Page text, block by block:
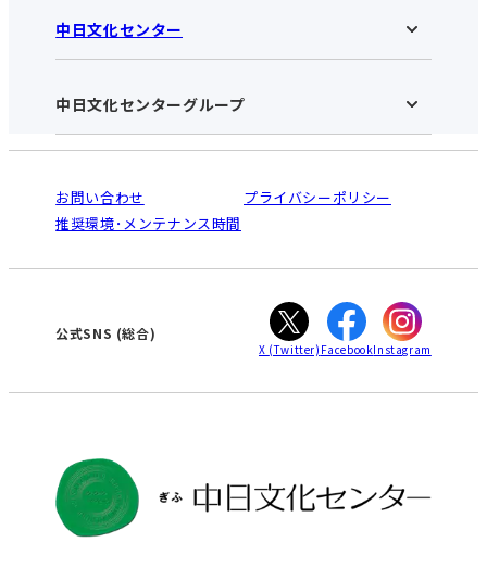
ぎふ中日文化センターHOME
お知らせ
アクセス･営業時間
お申し込みの流れ
入会と受講のご案内
中日文化センター
中日文化センターHOME
中日文化センターとは
受講規約・会員特典
ご利用ガイド
オンライン講座受講の手順
WEBサイトのよくある質問
中日文化センターグループ
南大高
犬山
高蔵寺
大垣
津
お問い合わせ
プライバシーポリシー
推奨環境･メンテナンス時間
公式SNS (総合)
X (Twitter) FacebookInstagram